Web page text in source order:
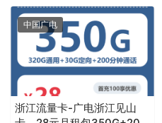
中国广电 大流量
本地归属地
流量可结转
首月免月租
黄金速率